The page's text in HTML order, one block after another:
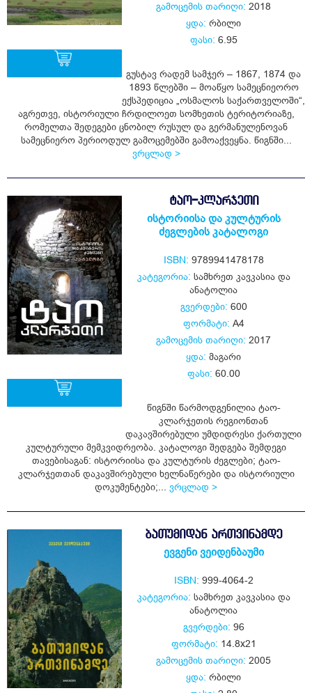
გამოცემის თარიღი: 2018
ყდა: რბილი
ფასი: 6.95
გუსტავ რადემ სამჯერ – 1867, 1874 და
1893 წლებში – მოაწყო სამეცნიეორო
ექსპედიცია „ოსმალოს საქართველოში“,
აგრეთვე, ისტორიული ჩრდილოეთ სომხეთის ტერიტორიაზე,
რომელთა შედეგები ცნობილ რუსულ და გერმანულენოვან
სამეცნიერო პერიოდულ გამოცემებში გამოაქვეყნა. წიგნში...
ვრცლად >
ᲢᲐᲝ-ᲙᲚᲐᲠᲯᲔᲗᲘ
ისტორიისა და კულტურის
ძეგლების კატალოგი
ISBN: 9789941478178
კატეგორია: სამხრეთ კავკასია და
ანატოლია
გვერდები: 600
ფორმატი: A4
გამოცემის თარიღი: 2017
ყდა: მაგარი
ფასი: 60.00
წიგნში წარმოდგენილია ტაო-
კლარჯეთის რეგიონთან
დაკავშირებული უმდიდრესი ქართული
კულტურული მემკვიდრეობა. კატალოგი შედგება შემდეგი
თავებისაგან: ისტორიისა და კულტურის ძეგლები; ტაო-
კლარჯეთთან დაკავშირებული ხელნაწერები და ისტორიული
დოკუმენტები;... ვრცლად >
ᲑᲐᲗᲣᲛᲘᲓᲐᲜ ᲐᲠᲗᲕᲘᲜᲐᲛᲓᲔ
ევგენი ვეიდენბაუმი
ISBN: 999-4064-2
კატეგორია: სამხრეთ კავკასია და
ანატოლია
გვერდები: 96
ფორმატი: 14.8x21
გამოცემის თარიღი: 2005
ყდა: რბილი